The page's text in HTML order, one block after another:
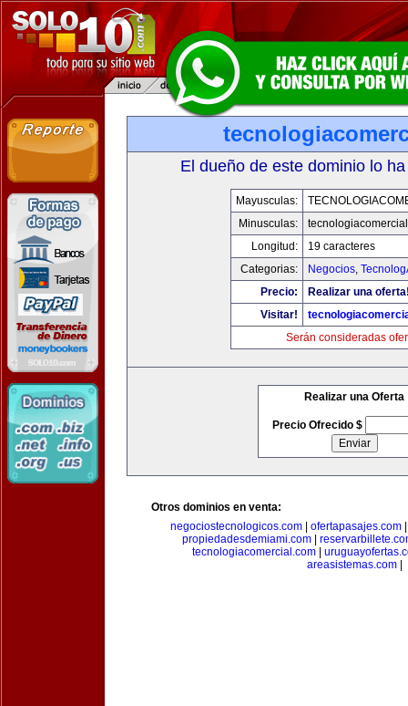
El dueño de este dominio lo
Mayusculas:
Minusculas:
Longitud:
19 caracteres
Categorias:
Negocios,
Precio:
Realizar una
Visitar!
Serán consideradas
Realizar una Oferta
Precio Ofrecido $
Otros dominios en venta:
negociostecnologicos.com
ofertapasajes.com
propiedadesdemiami.com
tecnologiacomercial.com
areasistemas.com|